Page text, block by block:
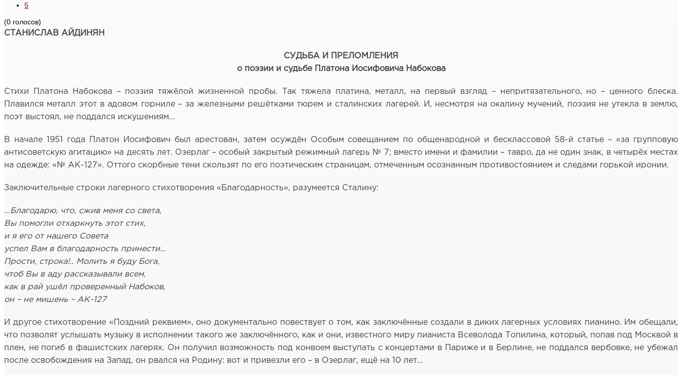
5
(0 голосов)
СТАНИСЛАВ АЙДИНЯН
СУДЬБА И ПРЕЛОМЛЕНИЯ
о поэзии и судьбе Платона Иосифовича Набокова
Стихи Платона Набокова – поэзия тяжёлой жизненной пробы. Так тяжела платина, металл, на первый взгляд – непритязательного, но – ценного блеска.
Плавился металл этот в адовом горниле – за железными решётками тюрем и сталинских лагерей. И, несмотря на окалину мучений, поэзия не утекла в землю,
поэт выстоял, не поддался искушениям…
В начале 1951 года Платон Иосифович был арестован, затем осуждён Особым совещанием по общенародной и бесклассовой 58-й статье – «за групповую
антисоветскую агитацию» на десять лет. Озерлаг – особый закрытый режимный лагерь № 7; вместо имени и фамилии – тавро, да не один знак, в четырёх местах
на одежде: «№ АК-127». Оттого скорбные тени скользят по его поэтическим страницам, отмеченным осознанным противостоянием и следами горькой иронии.
Заключительные строки лагерного стихотворения «Благодарность», разумеется Сталину:
…Благодарю, что, сжив меня со света,
Вы помогли отхаркнуть этот стих,
и я его от нашего Совета
успел Вам в благодарность принести…
Прости, строка!.. Молить я буду Бога,
чтоб Вы в аду рассказывали всем,
как в рай ушёл проверенный Набоков,
он – не мишень – АК-127
И другое стихотворение «Поздний реквием», оно документально повествует о том, как заключённые создали в диких лагерных условиях пианино. Им обещали,
что позволят услышать музыку в исполнении такого же заключённого, как и они, известного миру пианиста Всеволода Топилина, который, попав под Москвой в
плен, не погиб в фашистских лагерях. Он получил возможность под конвоем выступать с концертами в Париже и в Берлине, не поддался вербовке, не убежал
после освобождения на Запад, он рвался на Родину: вот и привезли его – в Озерлаг, ещё на 10 лет…